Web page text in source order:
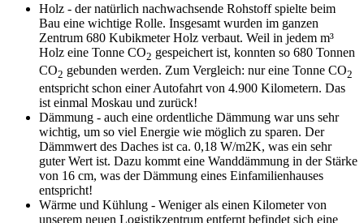
Holz - der natürlich nachwachsende Rohstoff spielte beim
Bau eine wichtige Rolle. Insgesamt wurden im ganzen
Zentrum 680 Kubikmeter Holz verbaut. Weil in jedem m³
Holz eine Tonne CO2 gespeichert ist, konnten so 680 Tonnen
CO2 gebunden werden. Zum Vergleich: nur eine Tonne CO2
entspricht schon einer Autofahrt von 4.900 Kilometern. Das
ist einmal Moskau und zurück!
Dämmung - auch eine ordentliche Dämmung war uns sehr
wichtig, um so viel Energie wie möglich zu sparen. Der
Dämmwert des Daches ist ca. 0,18 W/m2K, was ein sehr
guter Wert ist. Dazu kommt eine Wanddämmung in der Stärke
von 16 cm, was der Dämmung eines Einfamilienhauses
entspricht!
Wärme und Kühlung - Weniger als einen Kilometer von
unserem neuen Logistikzentrum entfernt befindet sich eine